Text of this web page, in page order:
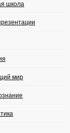
школа
мир